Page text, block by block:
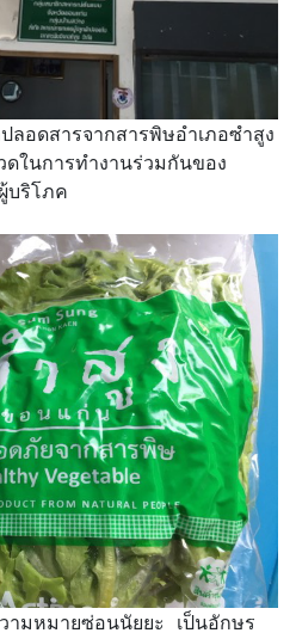
ลอดสารจากสารพิษอำเภอซำสูง
ดในการทำงานร่วมกันของ
บริโภค
ามหมายซ่อนนัยยะ เป็นอักษร